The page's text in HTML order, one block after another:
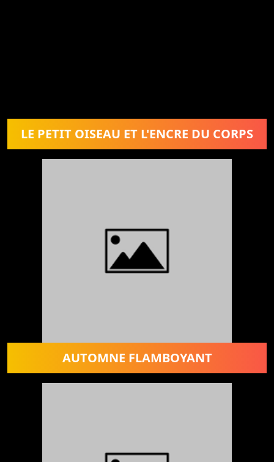
LE PETIT OISEAU ET L'ENCRE DU CORPS
AUTOMNE FLAMBOYANT